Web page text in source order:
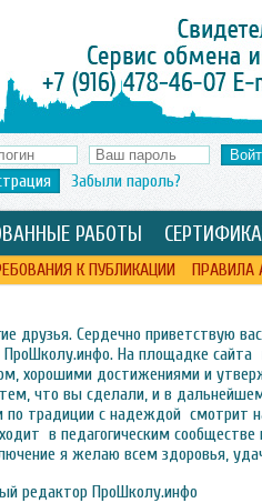
Забыли пароль?
РАБОТЫ
К ПУБЛИКАЦИИ ПРАВИЛА
друзья. Сердечно приветствую
ПроШколу.инфо. На площадке
хорошими достижениями и
что вы сделали, и в
традиции с надеждой смотрит
в педагогическим
я желаю всем здоровья,
редактор ПроШколу.инфо